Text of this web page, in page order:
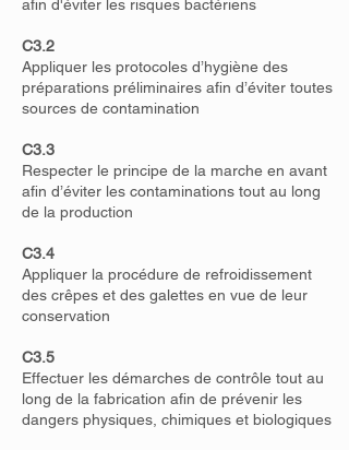
afin d'éviter les risques bactériens
C3.2
Appliquer les protocoles d’hygiène des
préparations préliminaires afin d’éviter toutes
sources de contamination
C3.3
Respecter le principe de la marche en avant
afin d’éviter les contaminations tout au long
de la production
C3.4
Appliquer la procédure de refroidissement
des crêpes et des galettes en vue de leur
conservation
C3.5
Effectuer les démarches de contrôle tout au
long de la fabrication afin de prévenir les
dangers physiques, chimiques et biologiques